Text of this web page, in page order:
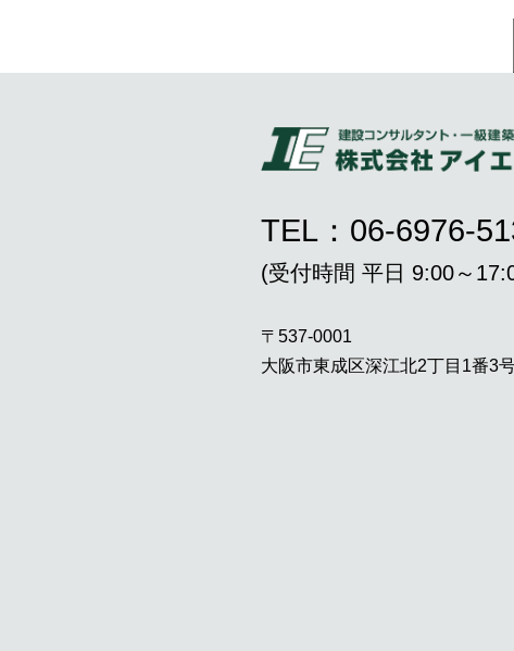
TEL：06-6976-
(受付時間 平日 9:00～
〒537-0001
大阪市東成区深江北2丁目1番3